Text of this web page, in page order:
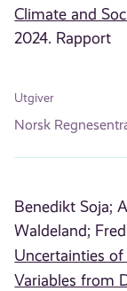
Climate and
2024. Rapport
Utgiver
Norsk
Benedikt Soja;
Waldeland;
Uncertainties of
Variables from